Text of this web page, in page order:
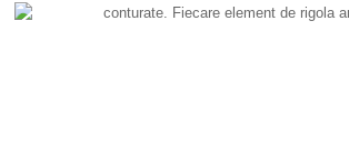
conturate. Fiecare element de rigola